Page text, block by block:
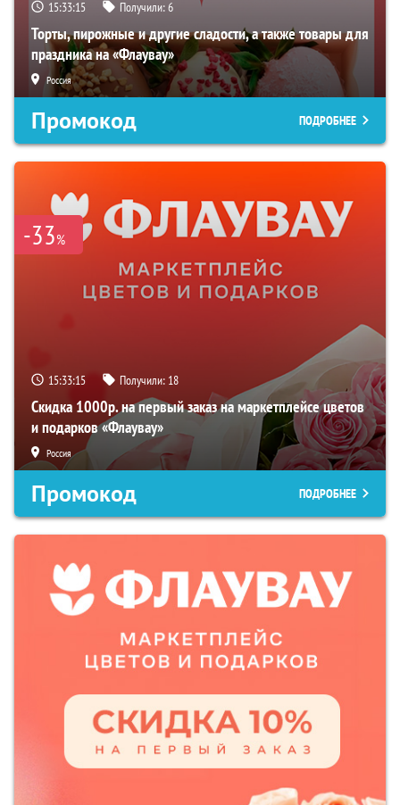
15:33:14 Получили:6
Торты, пирожные и другие сладости, а также товары для
праздника на «Флаувау»
Россия
Промокод ПОДРОБНЕЕ
-33%
15:33:14 Получили: 18
Скидка 1000р. на первый заказ на маркетплейсе цветов
и подарков «Флаувау»
Россия
Промокод ПОДРОБНЕЕ